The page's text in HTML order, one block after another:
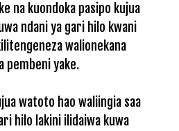
na kuondoka pasipo kujua
ndani ya gari hilo kwani
walionekana
pembeni yake.
watoto hao waliingia saa
hilo lakini ilidaiwa kuwa